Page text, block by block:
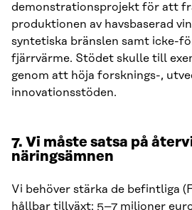
demonstrationsprojekt för att
produktionen av havsbaserad
syntetiska bränslen samt icke-
fjärrvärme. Stödet skulle till
genom att höja forsknings-,
innovationsstöden.
7. Vi måste satsa på
näringsämnen
Vi behöver stärka de befintliga
hållbar tillväxt: 5–7 miljoner